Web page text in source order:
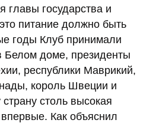
главы государства и
питание должно быть
годы Клуб принимали
Белом доме, президенты
республики Маврикий,
король Швеции и
столь высокая
Как объяснил